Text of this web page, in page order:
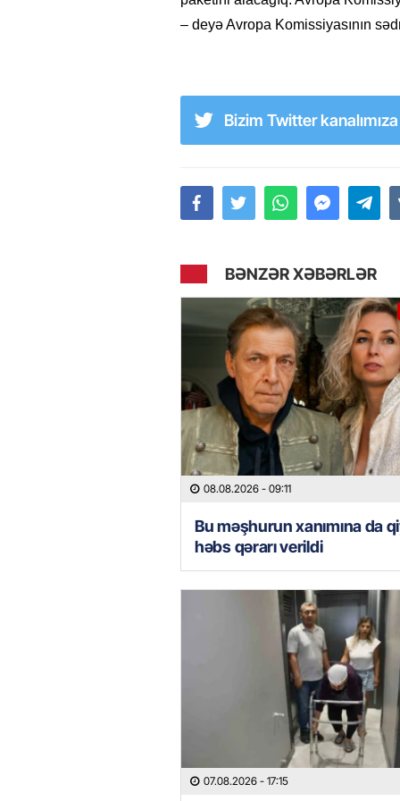
– deyə Avropa Komissiyasının
Bizim Twitter
BƏNZƏR XƏBƏRLƏR
08.08.2026 - 09:11
Bu məşhurun xanımına da
həbs qərarı verildi
07.08.2026 - 17:15